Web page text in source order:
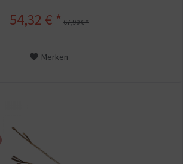
54,32 € * 67,90 € *
Merken